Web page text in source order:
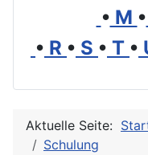
• M •
• R • S • T •
Aktuelle Seite:
Schulung